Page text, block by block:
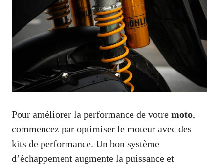
Pour améliorer la performance de votre moto,
commencez par optimiser le moteur avec des
kits de performance. Un bon système
d’échappement augmente la puissance et